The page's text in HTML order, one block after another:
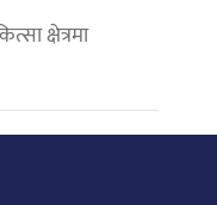
क्षेत्रमा